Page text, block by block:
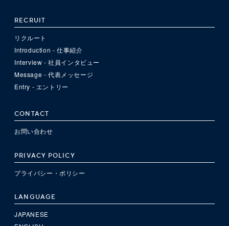
RECRUIT
リクルート
Introduction - 仕事紹介
Interview - 社員インタビュー
Message - 代表メッセージ
Entry - エントリー
CONTACT
お問い合わせ
PRIVACY POLICY
プライバシー・ポリシー
LANGUAGE
JAPANESE